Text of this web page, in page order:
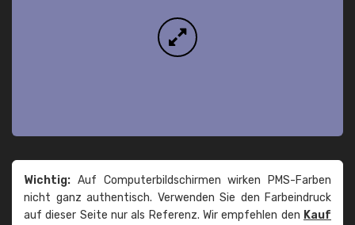
Wichtig: Auf Computerbildschirmen wirken PMS-Farben
nicht ganz authentisch. Verwenden Sie den Farbeindruck
auf dieser Seite nur als Referenz. Wir empfehlen den Kauf